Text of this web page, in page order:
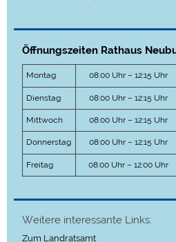
Öffnungszeiten Rathaus
Montag 08:00 Uhr – 12:15 Uhr
Dienstag 08:00 Uhr – 12:15 Uhr
Mittwoch 08:00 Uhr – 12:15 Uhr
Donnerstag 08:00 Uhr – 12:15 Uhr
Freitag 08:00 Uhr – 12:00 Uhr
Weitere interessante Links:
Zum Landratsamt